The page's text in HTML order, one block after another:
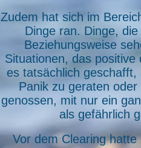
Zudem hat sich im
Dinge ran. Dinge,
Beziehungsweise
Situationen, das
es tatsächlich
Panik zu geraten
genossen, mit nur ein
als gefährlich
Vor dem Clearing